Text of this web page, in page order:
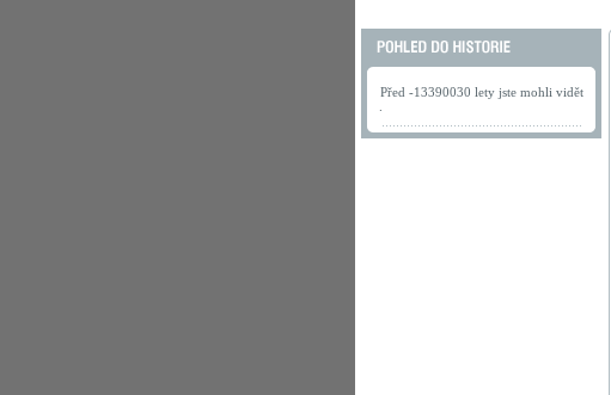
Před -13390030 lety jste mohli vidět